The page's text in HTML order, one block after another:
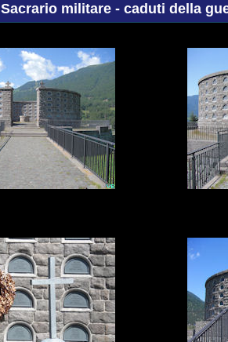
Sacrario militare - caduti della